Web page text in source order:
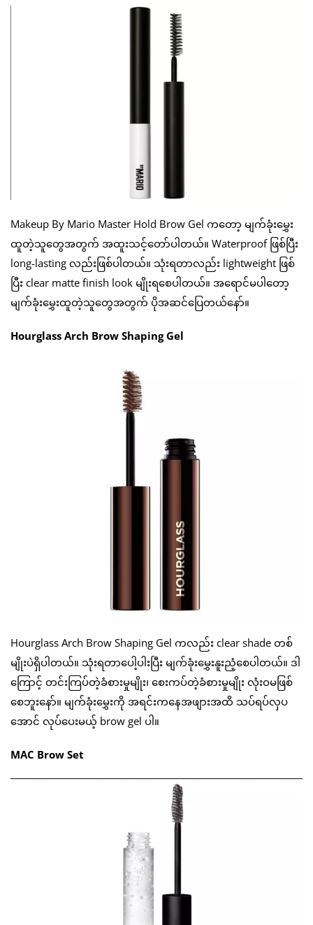
Makeup By Mario Master Hold Brow Gel ကတော့ မျက်ခုံးမွှေး
ထူတဲ့သူတွေအတွက် အထူးသင့်တော်ပါတယ်။ Waterproof ဖြစ်ပြီး
long-lasting လည်းဖြစ်ပါတယ်။ သုံးရတာလည်း lightweight ဖြစ်
ပြီး clear matte finish look မျိုးရစေပါတယ်။ အရောင်မပါတော့
မျက်ခုံးမွှေးထူတဲ့သူတွေအတွက် ပိုအဆင်ပြေတယ်နော်။
Hourglass Arch Brow Shaping Gel
Hourglass Arch Brow Shaping Gel ကလည်း clear shade တစ်
မျိုးပဲရှိပါတယ်။ သုံးရတာပေါ့ပါးပြီး မျက်ခုံးမွှေးနူးညံ့စေပါတယ်။ ဒါ
ကြောင့် တင်းကြပ်တဲ့ခံစားမှုမျိုး၊ စေးကပ်တဲ့ခံစားမှုမျိုး လုံးဝမဖြစ်
စေဘူးနော်။ မျက်ခုံးမွှေးကို အရင်းကနေအဖျားအထိ သပ်ရပ်လှပ
အောင် လုပ်ပေးမယ့် brow gel ပါ။
MAC Brow Set